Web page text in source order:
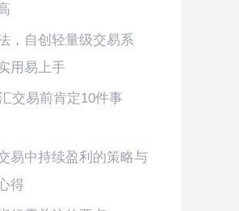
，自创轻量级交易系
用易上手
交易前肯定10件事
易中持续盈利的策略与
得